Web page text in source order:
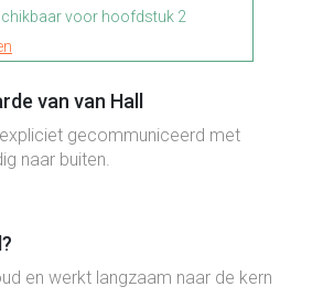
voor hoofdstuk 2
van van Hall
gecommuniceerd met
naar buiten.
en werkt langzaam naar de kern